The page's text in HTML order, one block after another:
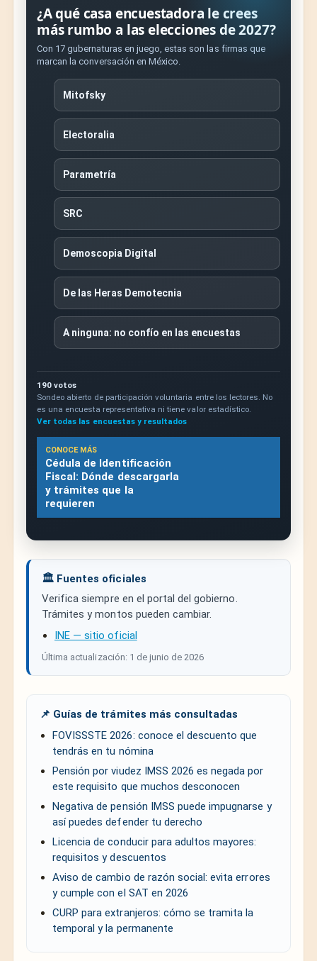
¿A qué casa encuestadora le crees
más rumbo a las elecciones de 2027?
Con 17 gubernaturas en juego, estas son las firmas que
marcan la conversación en México.
Mitofsky
Electoralia
Parametría
SRC
Demoscopia Digital
De las Heras Demotecnia
A ninguna: no confío en las encuestas
190 votos
Sondeo abierto de participación voluntaria entre los lectores. No
es una encuesta representativa ni tiene valor estadístico.
Ver todas las encuestas y resultados
CONOCE MÁS
Cédula de Identificación
Fiscal: Dónde descargarla
y trámites que la
requieren
🏛️ Fuentes oficiales
Verifica siempre en el portal del gobierno.
Trámites y montos pueden cambiar.
INE — sitio oficial
Última actualización: 1 de junio de 2026
📌 Guías de trámites más consultadas
FOVISSSTE 2026: conoce el descuento que
tendrás en tu nómina
Pensión por viudez IMSS 2026 es negada por
este requisito que muchos desconocen
Negativa de pensión IMSS puede impugnarse y
así puedes defender tu derecho
Licencia de conducir para adultos mayores:
requisitos y descuentos
Aviso de cambio de razón social: evita errores
y cumple con el SAT en 2026
CURP para extranjeros: cómo se tramita la
temporal y la permanente